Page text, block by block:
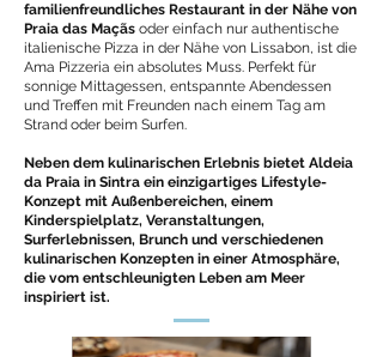
familienfreundliches Restaurant in der Nähe von
Praia das Maçãs oder einfach nur authentische
italienische Pizza in der Nähe von Lissabon, ist die
Ama Pizzeria ein absolutes Muss. Perfekt für
sonnige Mittagessen, entspannte Abendessen
und Treffen mit Freunden nach einem Tag am
Strand oder beim Surfen.
Neben dem kulinarischen Erlebnis bietet Aldeia
da Praia in Sintra ein einzigartiges Lifestyle-
Konzept mit Außenbereichen, einem
Kinderspielplatz, Veranstaltungen,
Surferlebnissen, Brunch und verschiedenen
kulinarischen Konzepten in einer Atmosphäre,
die vom entschleunigten Leben am Meer
inspiriert ist.